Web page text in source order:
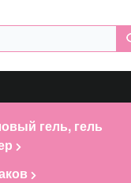
гель, гель